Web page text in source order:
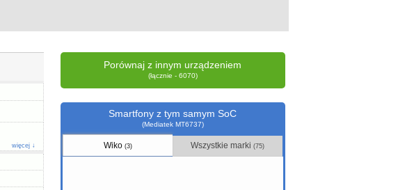
więcej ↓
Porównaj z innym urządzeniem
(łącznie - 6070)
Smartfony z tym samym SoC
(Mediatek MT6737)
Wiko (3) Wszystkie marki(75)